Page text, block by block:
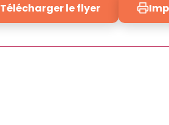
Télécharger le flyer